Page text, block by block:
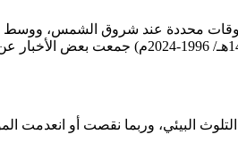
رحلاتي في مناطق السراة وتهامة خلال